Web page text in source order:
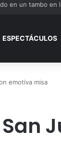
en un tambo en
ESPECTÁCULOS
emotiva misa